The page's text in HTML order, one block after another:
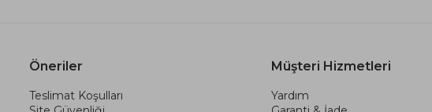
Öneriler
Teslimat Koşulları
Müşteri Hizmetleri
Yardım